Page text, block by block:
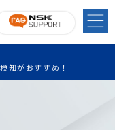
知がおすすめ！